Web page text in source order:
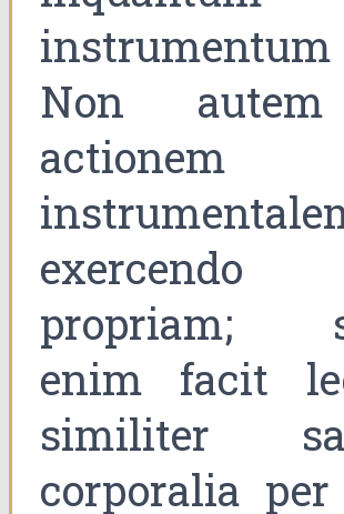
Non
actionem
exercendo
propriam;
enim facit
similiter
corporalia